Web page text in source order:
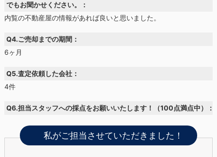
でもお聞かせください。：
内覧の不動産屋の情報があれば良いと思いました。
Q4.ご売却までの期間：
6ヶ月
Q5.査定依頼した会社：
4件
Q6.担当スタッフへの採点をお願いいたします！（100点満点中）：
私がご担当させていただきました！